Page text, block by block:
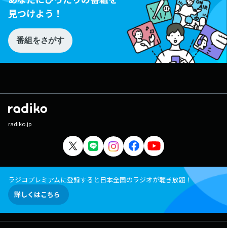
見つけよう！
番組をさがす
radiko.jp
ラジコプレミアムに登録すると日本全国のラジオが聴き放題！
詳しくはこちら